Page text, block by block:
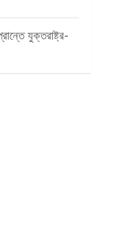
যুক্তরাষ্ট্র-